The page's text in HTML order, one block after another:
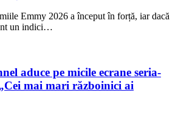
Emmy 2026 a început în forță, iar dacă
un indici…
aduce pe micile ecrane seria-
mai mari războinici ai